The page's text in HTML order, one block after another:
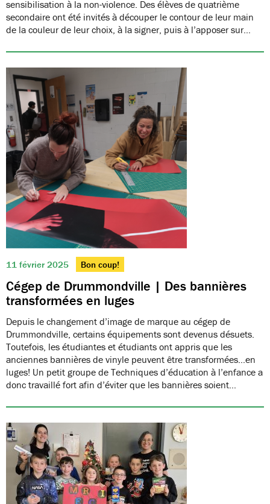
sensibilisation à la non-violence. Des élèves de quatrième
secondaire ont été invités à découper le contour de leur main
de la couleur de leur choix, à la signer, puis à l’apposer sur…
11 février 2025 Bon coup!
Cégep de Drummondville | Des bannières
transformées en luges
Depuis le changement d’image de marque au cégep de
Drummondville, certains équipements sont devenus désuets.
Toutefois, les étudiantes et étudiants ont appris que les
anciennes bannières de vinyle peuvent être transformées…en
luges! Un petit groupe de Techniques d’éducation à l’enfance a
donc travaillé fort afin d’éviter que les bannières soient…